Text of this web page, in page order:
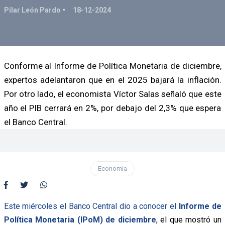
Pilar León Pardo 18-12-2024
Conforme al Informe de Política Monetaria de diciembre,
expertos adelantaron que en el 2025 bajará la inflación.
Por otro lado, el economista Víctor Salas señaló que este
año el PIB cerrará en 2%, por debajo del 2,3% que espera
el Banco Central.
Economía
Este miércoles el Banco Central dio a conocer el Informe de
Política Monetaria (IPoM) de diciembre, el que mostró un